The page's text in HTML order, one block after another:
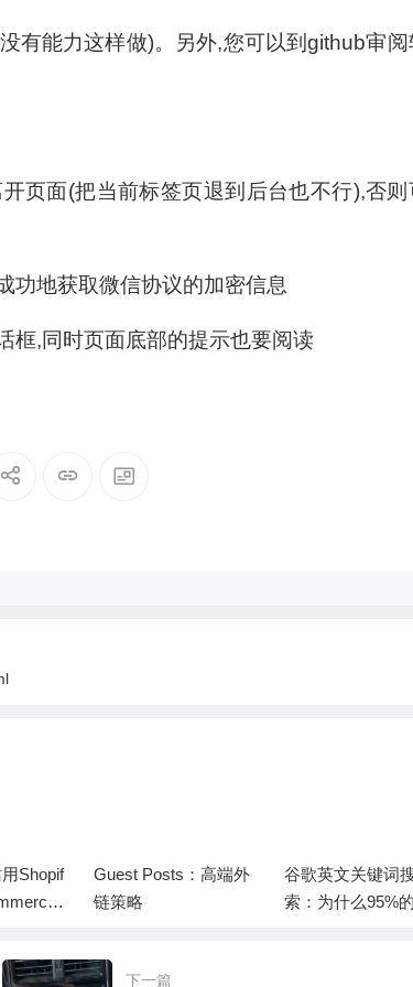
有能力这样做)。另外,您可以到github审阅
页面(把当前标签页退到后台也不行),否则
功地获取微信协议的加密信息
框,同时页面底部的提示也要阅读
Shopif
Guest Posts：高端外
链策略
谷歌英文关键词
索：为什么95%
下一篇